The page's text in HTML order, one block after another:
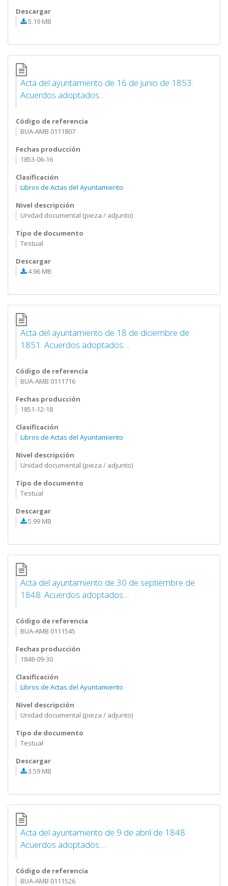
Descargar
5.19 MB
Acta del ayuntamiento de 16 de junio de 1853.
Acuerdos adoptados:...
Código de referencia
BUA-AMB 0111807
Fechas producción
1853-06-16
Clasificación
Libros de Actas del Ayuntamiento
Nivel descripción
Unidad documental (pieza / adjunto)
Tipo de documento
Testual
Descargar
4.96 MB
Acta del ayuntamiento de 18 de diciembre de
1851. Acuerdos adoptados:...
Código de referencia
BUA-AMB 0111716
Fechas producción
1851-12-18
Clasificación
Libros de Actas del Ayuntamiento
Nivel descripción
Unidad documental (pieza / adjunto)
Tipo de documento
Testual
Descargar
5.99 MB
Acta del ayuntamiento de 30 de septiembre de
1848. Acuerdos adoptados:...
Código de referencia
BUA-AMB 0111545
Fechas producción
1848-09-30
Clasificación
Libros de Actas del Ayuntamiento
Nivel descripción
Unidad documental (pieza / adjunto)
Tipo de documento
Testual
Descargar
3.59 MB
Acta del ayuntamiento de 9 de abril de 1848.
Acuerdos adoptados:...
Código de referencia
BUA-AMB 0111526